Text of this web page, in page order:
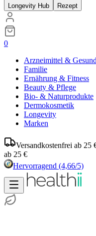
Longevity Hub Rezept
0
Arzneimittel &
Familie
Ernährung & Fitness
Beauty & Pflege
Bio- & Naturprodukte
Dermokosmetik
Longevity
Marken
Versandkostenfrei ab 25
ab 25 €
Hervorragend (4,66/5)